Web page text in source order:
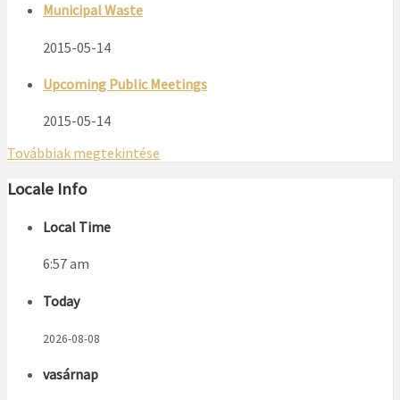
Municipal Waste
2015-05-14
Upcoming Public Meetings
2015-05-14
Továbbiak megtekintése
Locale Info
Local Time
6:57 am
Today
2026-08-08
vasárnap